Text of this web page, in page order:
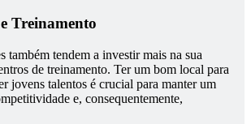
Treinamento
também tendem a investir mais na sua
de treinamento. Ter um bom local para
jovens talentos é crucial para manter um
e, consequentemente,